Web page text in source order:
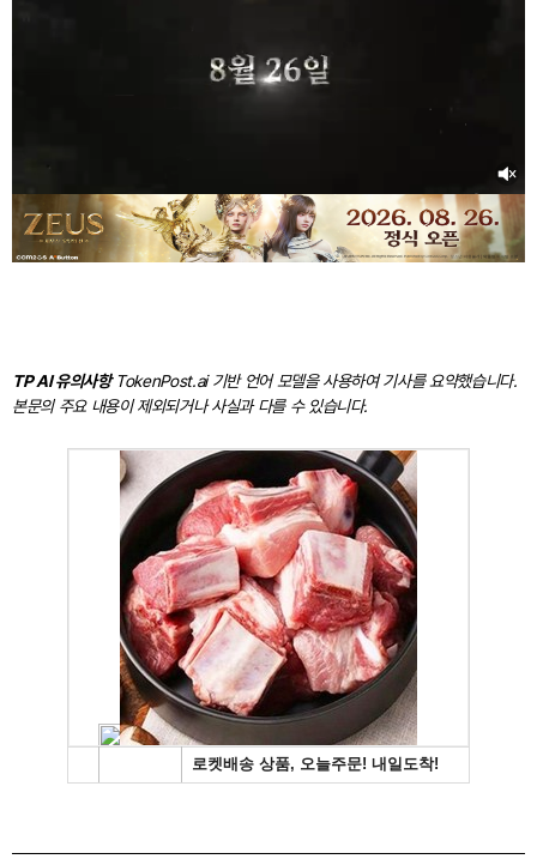
TP AI 유의사항TokenPost.ai 기반 언어 모델을 사용하여 기사를 요약했습니다.
본문의 주요 내용이 제외되거나 사실과 다를 수 있습니다.